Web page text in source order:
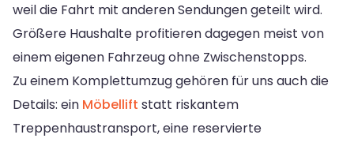
weil die Fahrt mit anderen Sendungen geteilt wird.
Größere Haushalte profitieren dagegen meist von
einem eigenen Fahrzeug ohne Zwischenstopps.
Zu einem Komplettumzug gehören für uns auch die
Details: ein Möbellift statt riskantem
Treppenhaustransport, eine reservierte